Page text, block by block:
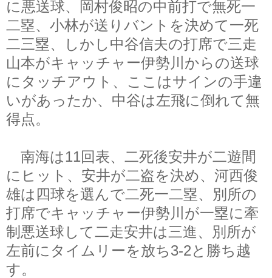
に悪送球、岡村俊昭の中前打で無死一
二塁、小林が送りバントを決めて一死
二三塁、しかし中谷信夫の打席で三走
山本がキャッチャー伊勢川からの送球
にタッチアウト、ここはサインの手違
いがあったか、中谷は左飛に倒れて無
得点。
南海は11回表、二死後安井が二遊間
にヒット、安井が二盗を決め、河西俊
雄は四球を選んで二死一二塁、別所の
打席でキャッチャー伊勢川が一塁に牽
制悪送球して二走安井は三進、別所が
左前にタイムリーを放ち3-2と勝ち越
す。